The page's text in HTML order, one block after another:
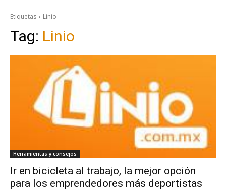
Etiquetas Linio
Tag: Linio
Herramientas y consejos
Ir en bicicleta al trabajo, la mejor opción
para los emprendedores más deportistas